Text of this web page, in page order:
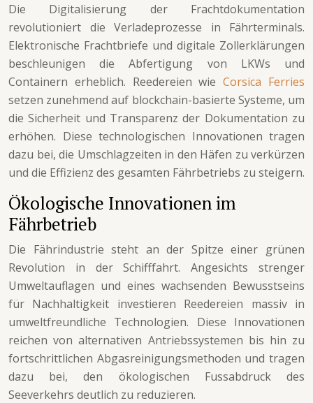
Die Digitalisierung der Frachtdokumentation
revolutioniert die Verladeprozesse in Fährterminals.
Elektronische Frachtbriefe und digitale Zollerklärungen
beschleunigen die Abfertigung von LKWs und
Containern erheblich. Reedereien wieCorsica Ferries
setzen zunehmend auf blockchain-basierte Systeme, um
die Sicherheit und Transparenz der Dokumentation zu
erhöhen. Diese technologischen Innovationen tragen
dazu bei, die Umschlagzeiten in den Häfen zu verkürzen
und die Effizienz des gesamten Fährbetriebs zu steigern.
Ökologische Innovationen im
Fährbetrieb
Die Fährindustrie steht an der Spitze einer grünen
Revolution in der Schifffahrt. Angesichts strenger
Umweltauflagen und eines wachsenden Bewusstseins
für Nachhaltigkeit investieren Reedereien massiv in
umweltfreundliche Technologien. Diese Innovationen
reichen von alternativen Antriebssystemen bis hin zu
fortschrittlichen Abgasreinigungsmethoden und tragen
dazu bei, den ökologischen Fussabdruck des
Seeverkehrs deutlich zu reduzieren.